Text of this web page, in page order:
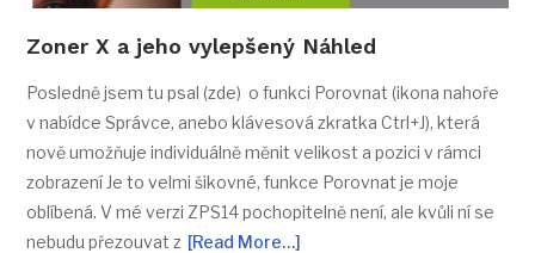
Zoner X a jeho vylepšený Náhled
Posledně jsem tu psal (zde) o funkci Porovnat (ikona nahoře
v nabídce Správce, anebo klávesová zkratka Ctrl+J), která
nově umožňuje individuálně měnit velikost a pozici v rámci
zobrazení Je to velmi šikovné, funkce Porovnat je moje
oblíbená. V mé verzi ZPS14 pochopitelně není, ale kvůli ní se
nebudu přezouvat z [Read More…]